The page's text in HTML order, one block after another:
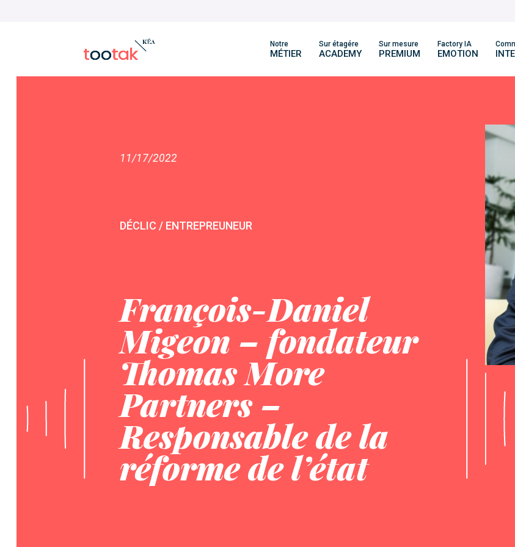
Notre
MÉTIER
Sur étagére
ACADEMY
Sur mesure
PREMIUM
Factory IA
EMOTION
11/17/2022
DÉCLIC / ENTREPREUNEUR
François-Daniel
Migeon – fondateur
Thomas More
Partners –
Responsable de la
réforme de l’état